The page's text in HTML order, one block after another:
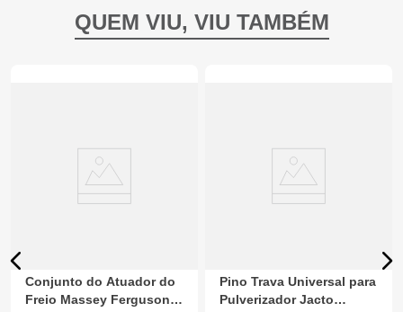
Conjunto do Atuador do
Freio Massey Ferguson
Pino Trava Universal para
Pulverizador Jacto